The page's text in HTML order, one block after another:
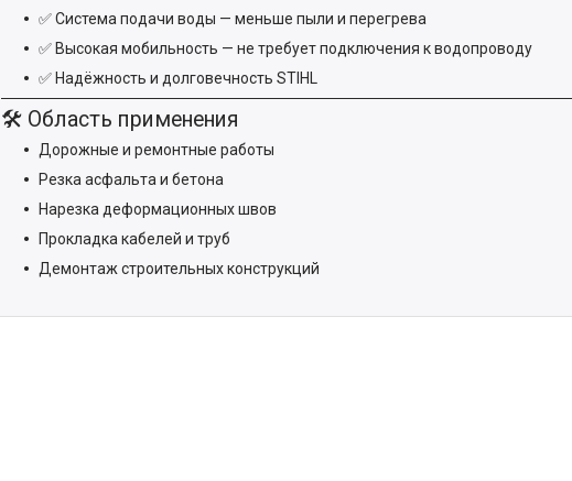
✅ Система подачи воды — меньше пыли и перегрева
✅ Высокая мобильность — не требует подключения к водопроводу
✅ Надёжность и долговечность STIHL
🛠️ Область применения
Дорожные и ремонтные работы
Резка асфальта и бетона
Нарезка деформационных швов
Прокладка кабелей и труб
Демонтаж строительных конструкций